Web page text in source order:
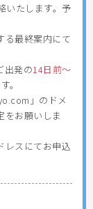
いたします。予
る最終案内にて
出発の14日前〜
。
」のドメ
をお願いしま
レスにてお申込